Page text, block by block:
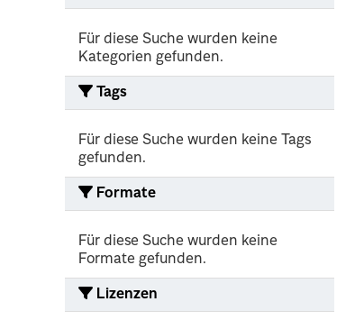
Für diese Suche wurden keine
Kategorien gefunden.
Tags
Für diese Suche wurden keine Tags
gefunden.
Formate
Für diese Suche wurden keine
Formate gefunden.
Lizenzen